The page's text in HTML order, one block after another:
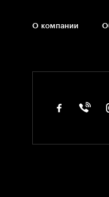
О компании